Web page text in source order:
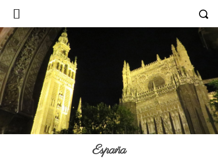
España